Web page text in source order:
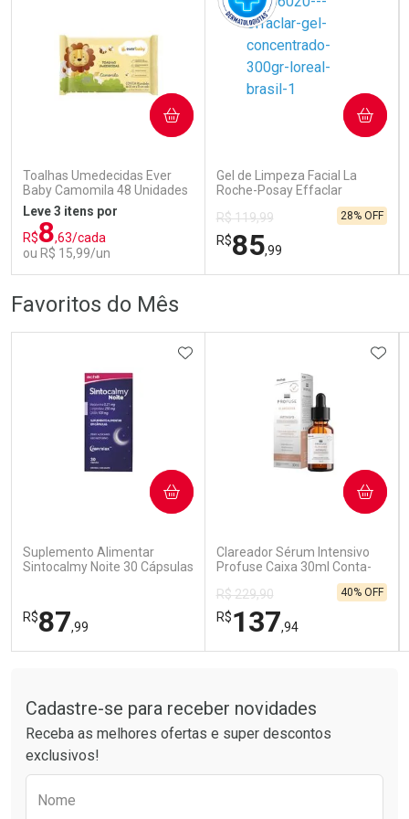
Comprar sem Desconto
Por R$ 153,99/cada
Comprar sem Desconto
Por R$ 153,99/cada
Comprar sem Desconto
Por R$ 104,79/cada
Comprar sem Desconto
Por R$ 104,79/cada
Toalhas Umedecidas Ever
Baby Camomila 48 Unidades
Leve 3 itens por
R$8,63/cada
ou R$ 15,99/un
COMPRAR
Comprar sem Desconto
Por R$ 15,99/cada
Por Menos
Comprar sem Desconto
Por R$ 15,99/cada
Gel de Limpeza Facial La
Roche-Posay Effaclar
R$ 119,99
R$85,99
28% OFF
COMPRAR
Comprar sem Desconto
Por R$ 85,99/cada
Por Menos
Comprar sem Desconto
Por R$ 85,99/cada
Favoritos do Mês
Suplemento Alimentar
Sintocalmy Noite 30 Cápsulas
R$87,99
ADICIONAR AOS FAVORITOS
COMPRAR
Laboratório
Por Menos
Clareador Sérum Intensivo
Profuse Caixa 30ml Conta-
R$ 229,90
R$137,94
40% OFF
COMPRAR
Laboratório
Por Menos
Cadastre-se para receber novidades
Receba as melhores ofertas e super descontos
exclusivos!
Nome